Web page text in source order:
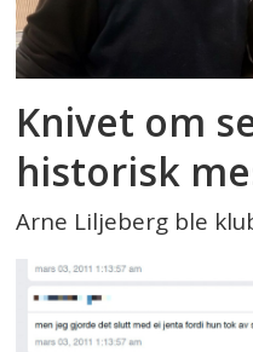
Knivet om
historisk
Arne Liljeberg ble